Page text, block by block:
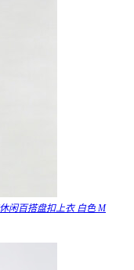
闲百搭盘扣上衣 白色 M